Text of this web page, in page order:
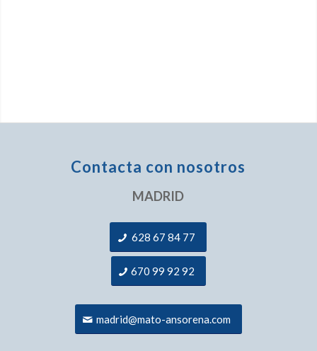
Contacta con nosotros
MADRID
628 67 84 77
670 99 92 92
madrid@mato-ansorena.com